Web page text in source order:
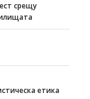
срещу
етика